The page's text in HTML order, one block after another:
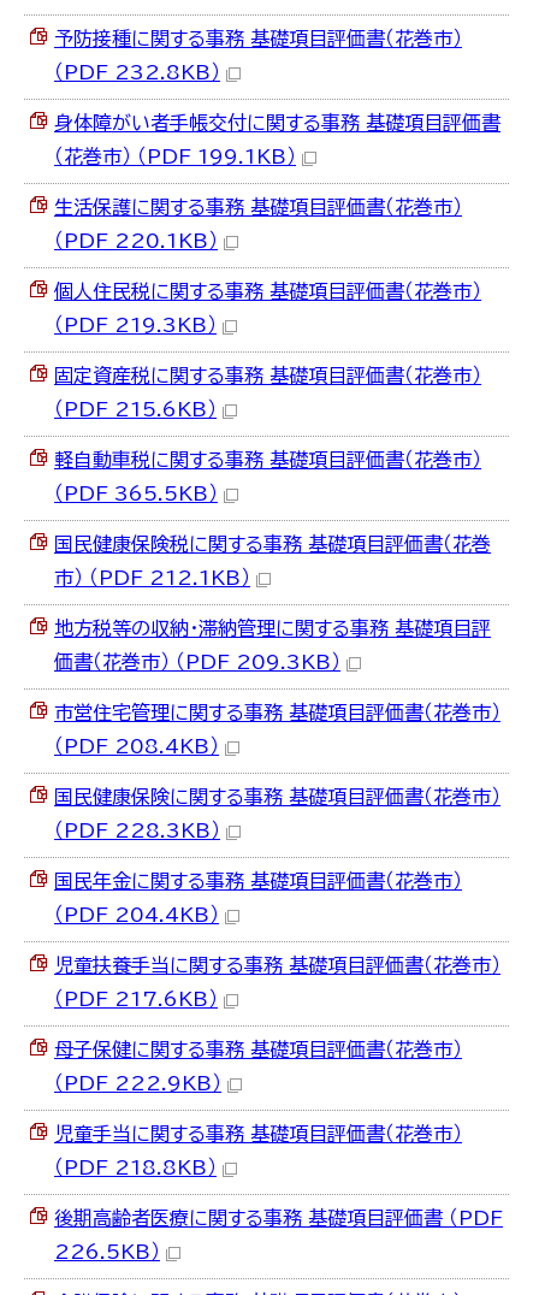
予防接種に関する事務 基礎項目評価書（花巻市）
（PDF 232.8KB）
身体障がい者手帳交付に関する事務 基礎項目評価書
（花巻市） （PDF 199.1KB）
生活保護に関する事務 基礎項目評価書（花巻市）
（PDF 220.1KB）
個人住民税に関する事務 基礎項目評価書（花巻市）
（PDF 219.3KB）
固定資産税に関する事務 基礎項目評価書（花巻市）
（PDF 215.6KB）
軽自動車税に関する事務 基礎項目評価書（花巻市）
（PDF 365.5KB）
国民健康保険税に関する事務 基礎項目評価書（花巻
市） （PDF 212.1KB）
地方税等の収納・滞納管理に関する事務 基礎項目評
価書（花巻市） （PDF 209.3KB）
市営住宅管理に関する事務 基礎項目評価書（花巻市）
（PDF 208.4KB）
国民健康保険に関する事務 基礎項目評価書（花巻市）
（PDF 228.3KB）
国民年金に関する事務 基礎項目評価書（花巻市）
（PDF 204.4KB）
児童扶養手当に関する事務 基礎項目評価書（花巻市）
（PDF 217.6KB）
母子保健に関する事務 基礎項目評価書（花巻市）
（PDF 222.9KB）
児童手当に関する事務 基礎項目評価書（花巻市）
（PDF 218.8KB）
後期高齢者医療に関する事務 基礎項目評価書 （PDF
226.5KB）